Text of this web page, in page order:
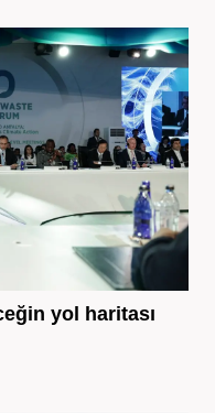
yol haritası